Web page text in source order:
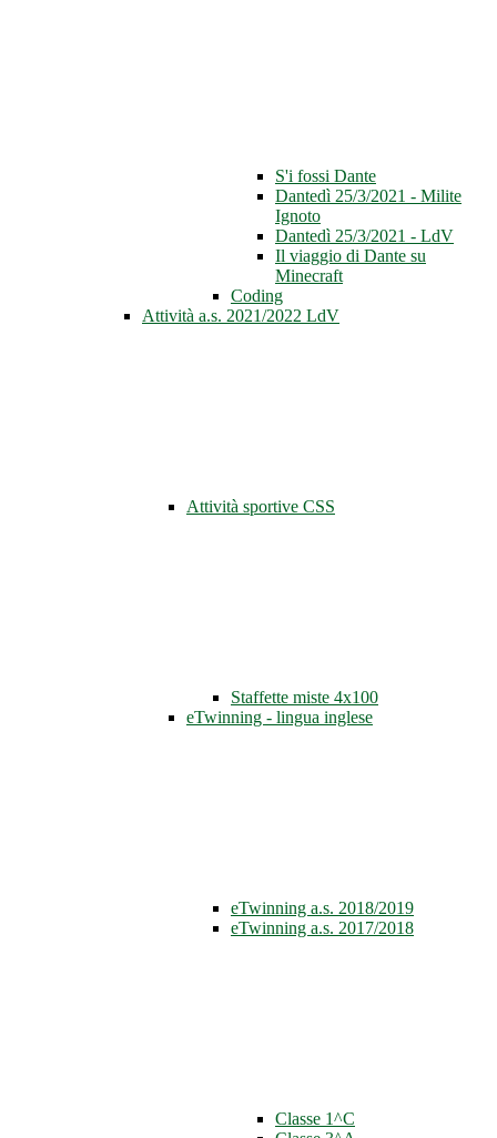
S'i fossi Dante
Dantedì 25/3/2021 - Milite
Ignoto
Dantedì 25/3/2021 - LdV
Il viaggio di Dante su
Minecraft
Coding
Attività a.s. 2021/2022 LdV
Attività sportive CSS
Staffette miste 4x100
eTwinning - lingua inglese
eTwinning a.s. 2018/2019
eTwinning a.s. 2017/2018
Classe 1^C